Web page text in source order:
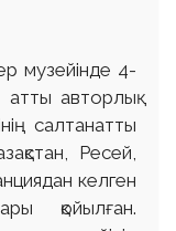
музейінде 4-
атты авторлық
салтанатты
Ресей,
келген
қойылған.